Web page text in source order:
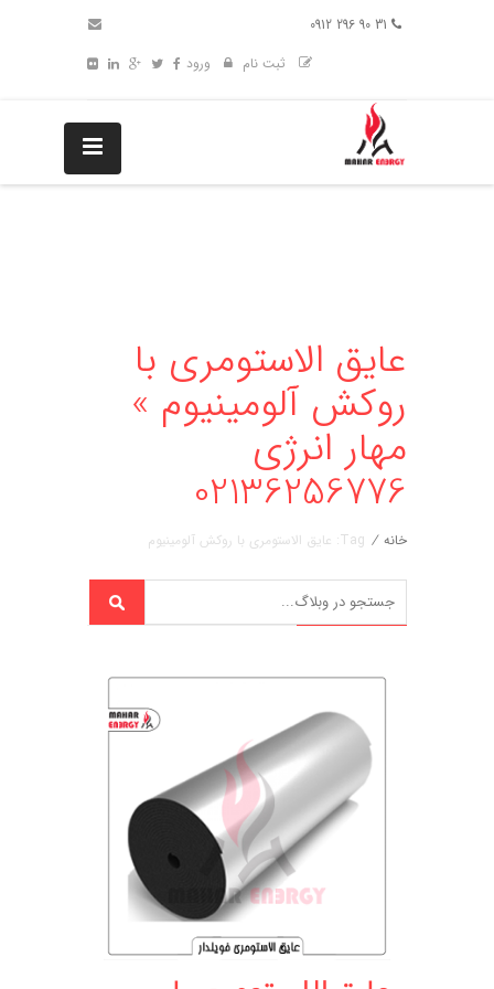
ثبت نام
ورود
عایق الاستومری با
روکش آلومینیوم »
مهار انرژی
02136256776
خانه / Tag: عایق الاستومری با روکش آلومینیوم